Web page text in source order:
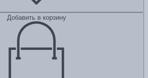
Добавить в корзину